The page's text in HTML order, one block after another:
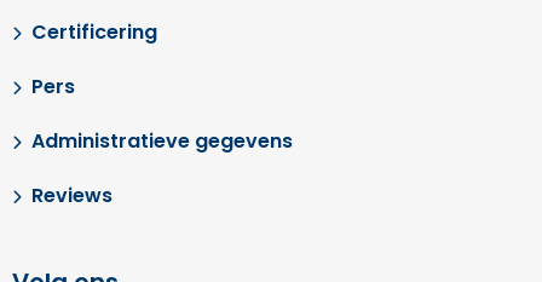
Certificering
Pers
Administratieve gegevens
Reviews